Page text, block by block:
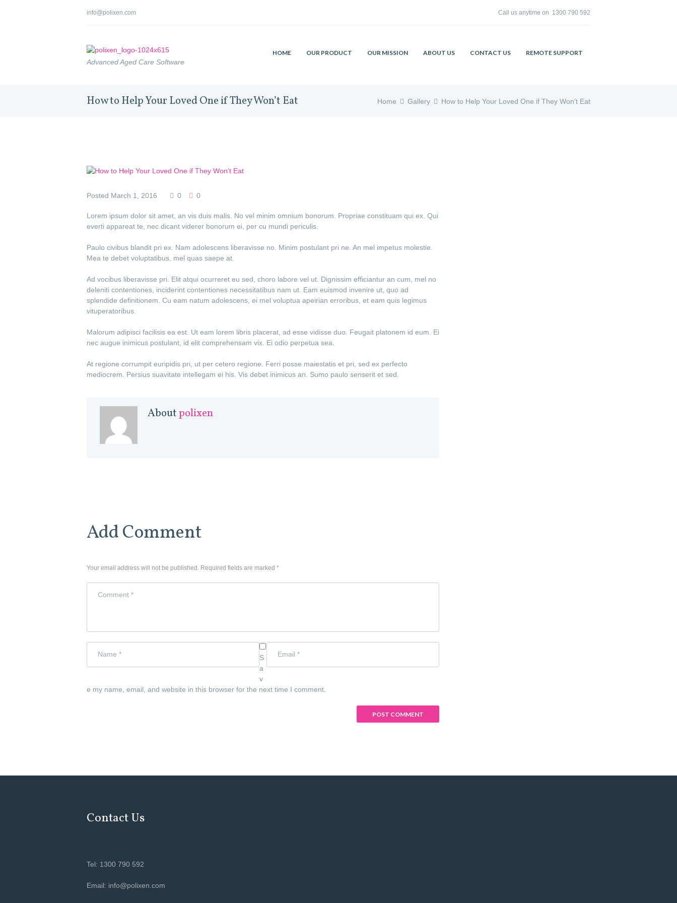
info@polixen.com Call us anytime on 1300 790 592
Advanced Aged Care Software
HOME OUR PRODUCT OUR MISSION ABOUT US CONTACT US REMOTE SUPPORT
How to Help Your Loved One if They Won’t Eat Home Gallery How to Help Your Loved One if They Won’t Eat
Posted March 1, 2016 0 0
Lorem ipsum dolor sit amet, an vis duis malis. No vel minim omnium bonorum. Propriae constituam qui ex. Qui
everti appareat te, nec dicant viderer bonorum ei, per cu mundi periculis.
Paulo civibus blandit pri ex. Nam adolescens liberavisse no. Minim postulant pri ne. An mel impetus molestie.
Mea te debet voluptatibus, mel quas saepe at.
Ad vocibus liberavisse pri. Elit atqui ocurreret eu sed, choro labore vel ut. Dignissim efficiantur an cum, mel no
deleniti contentiones, inciderint contentiones necessitatibus nam ut. Eam euismod invenire ut, quo ad
splendide definitionem. Cu eam natum adolescens, ei mel voluptua apeirian erroribus, et eam quis legimus
vituperatoribus.
Malorum adipisci facilisis ea est. Ut eam lorem libris placerat, ad esse vidisse duo. Feugait platonem id eum. Ei
nec augue inimicus postulant, id elit comprehensam vix. Ei odio perpetua sea.
At regione corrumpit euripidis pri, ut per cetero regione. Ferri posse maiestatis et pri, sed ex perfecto
mediocrem. Persius suavitate intellegam ei his. Vis debet inimicus an. Sumo paulo senserit et sed.
Aboutpolixen
Add Comment
Your email address will not be published. Required fields are marked *
S
a
v
e my name, email, and website in this browser for the next time I comment.
Contact Us
Tel: 1300 790 592
Email: info@polixen.com